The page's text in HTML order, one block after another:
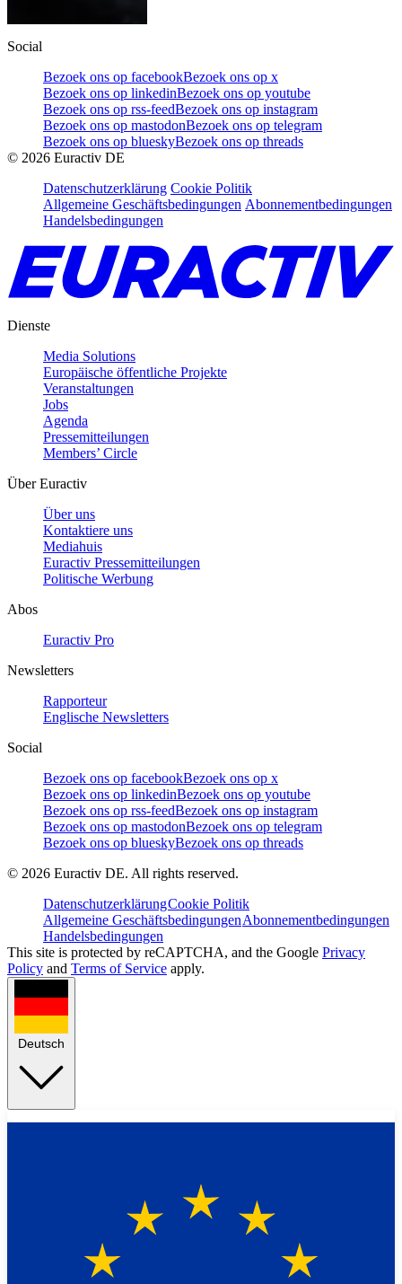
Social
Bezoek ons op facebookBezoek ons op x
Bezoek ons op linkedinBezoek ons op youtube
Bezoek ons op rss-feedBezoek ons op instagram
Bezoek ons op mastodonBezoek ons op telegram
Bezoek ons op blueskyBezoek ons op threads
© 2026 Euractiv DE
Datenschutzerklärung Cookie Politik
Allgemeine Geschäftsbedingungen Abonnementbedingungen
Handelsbedingungen
Dienste
Media Solutions
Europäische öffentliche Projekte
Veranstaltungen
Jobs
Agenda
Pressemitteilungen
Members’ Circle
Über Euractiv
Über uns
Kontaktiere uns
Mediahuis
Euractiv Pressemitteilungen
Politische Werbung
Abos
Euractiv Pro
Newsletters
Rapporteur
Englische Newsletters
Social
Bezoek ons op facebookBezoek ons op x
Bezoek ons op linkedinBezoek ons op youtube
Bezoek ons op rss-feedBezoek ons op instagram
Bezoek ons op mastodonBezoek ons op telegram
Bezoek ons op blueskyBezoek ons op threads
© 2026 Euractiv DE. All rights reserved.
DatenschutzerklärungCookie Politik
Allgemeine GeschäftsbedingungenAbonnementbedingungen
Handelsbedingungen
This site is protected by reCAPTCHA, and the Google Privacy
Policy and Terms of Service apply.
Deutsch